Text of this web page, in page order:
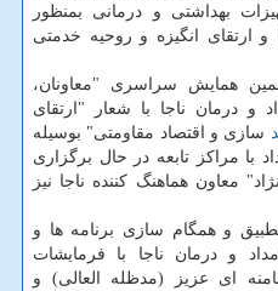
بهداشتی و درمانی بمنظور
ارتقای انگیزه و روحیه خدمتی
همایش سراسری "معاونان،
و درمان ناجا با شعار "ارتقای
سازی و اقتصاد مقاومتی" بوسیله
با مراكز تابعه در حال برگزاری
معاون هماهنگ كننده ناجا نیز
و همگام سازی برنامه ها و
و درمان ناجا با فرمایشات
ای عزیز (مدظله العالی) و